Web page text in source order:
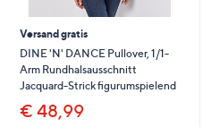
Versand gratis
DINE 'N' DANCE Pullover, 1/1-
Arm Rundhalsausschnitt
Jacquard-Strick figurumspielend
€ 48,99